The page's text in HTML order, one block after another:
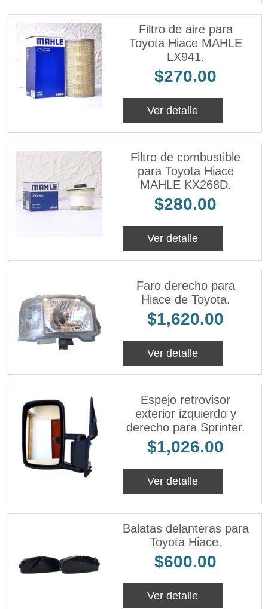
Filtro de aire para
Toyota Hiace MAHLE
LX941.
$270.00
Ver detalle
Filtro de combustible
para Toyota Hiace
MAHLE KX268D.
$280.00
Ver detalle
Faro derecho para
Hiace de Toyota.
$1,620.00
Ver detalle
Espejo retrovisor
exterior izquierdo y
derecho para Sprinter.
$1,026.00
Ver detalle
Balatas delanteras para
Toyota Hiace.
$600.00
Ver detalle